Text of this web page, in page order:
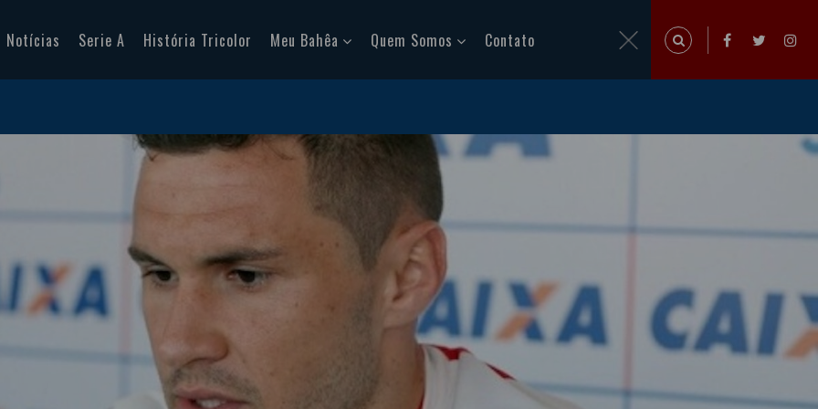
Notícias Serie A História Tricolor Meu Bahêa Quem Somos Contato